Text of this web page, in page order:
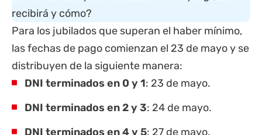
recibirá y cómo?
Para los jubilados que superan el haber mínimo,
las fechas de pago comienzan el 23 de mayo y se
distribuyen de la siguiente manera:
DNI terminados en 0 y 1: 23 de mayo.
DNI terminados en 2 y 3: 24 de mayo.
DNI terminados en 4 y 5: 27 de mayo.